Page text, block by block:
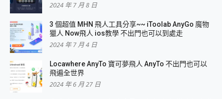
2024 年 7 月 8 日
3 個超值 MHN 飛人工具分享~~ iToolab AnyGo 魔物
獵人 Now飛人 ios教學 不出門也可以到處走
2024 年 7 月 4 日
Locawhere AnyTo 寶可夢飛人 AnyTo 不出門也可以
飛遍全世界
2024 年 6 月 27 日